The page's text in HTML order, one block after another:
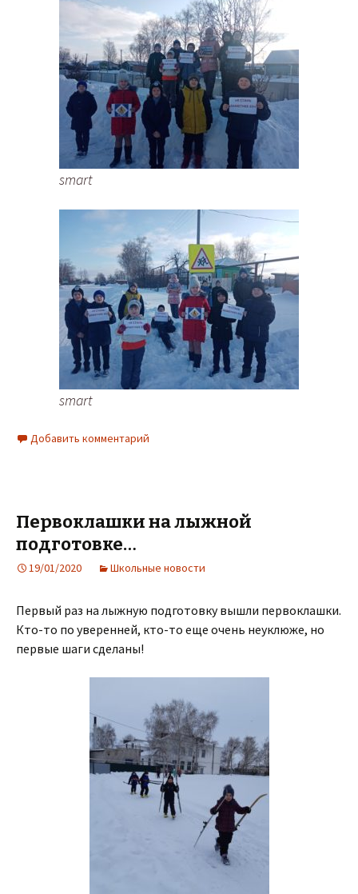
smart
smart
Добавить комментарий
Первоклашки на лыжной
подготовке…
19/01/2020 Школьные новости
Первый раз на лыжную подготовку вышли первоклашки.
Кто-то по уверенней, кто-то еще очень неуклюже, но
первые шаги сделаны!